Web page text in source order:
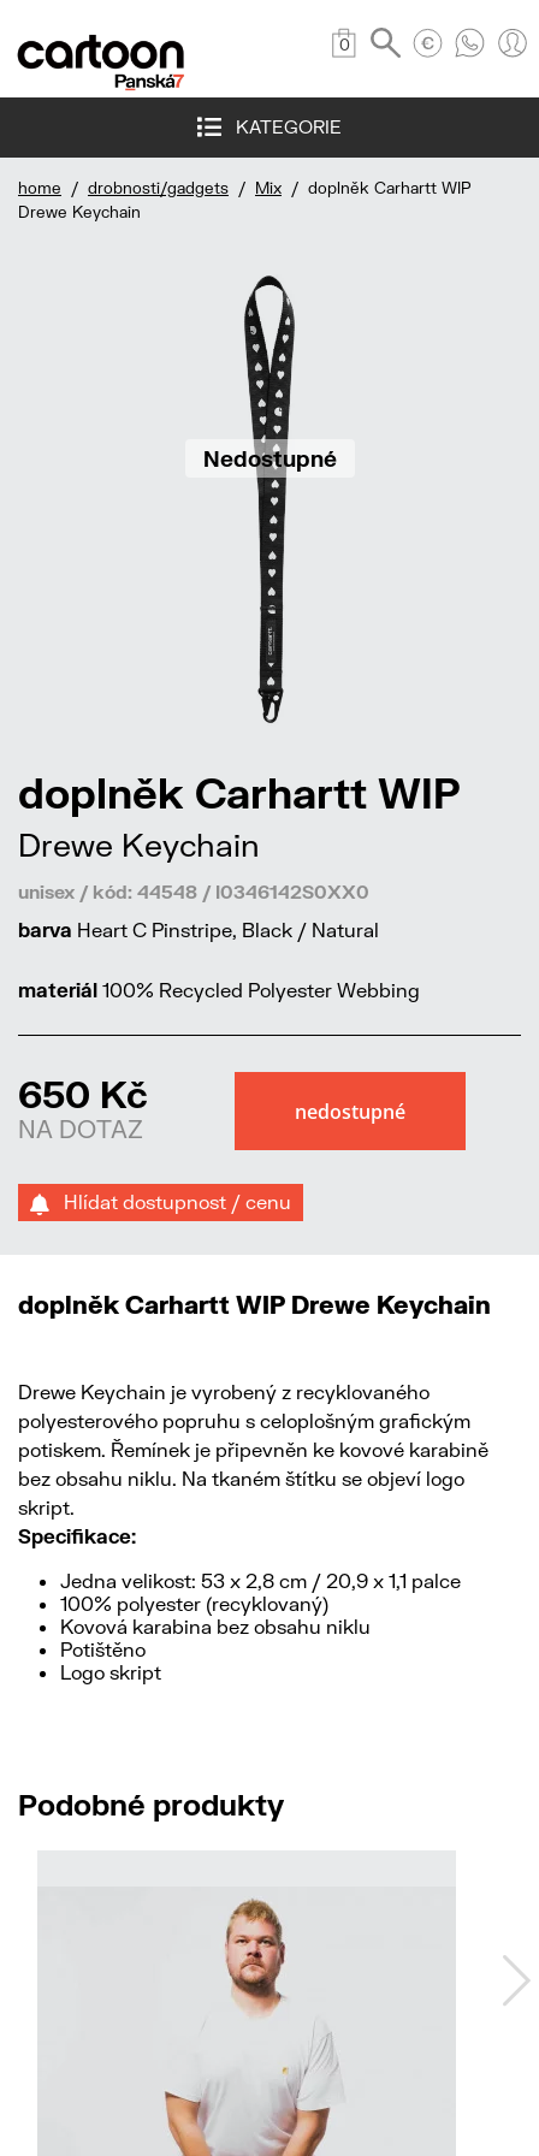
0
KATEGORIE
home / drobnosti/gadgets / Mix / doplněk Carhartt WIP
Drewe Keychain
Nedostupné
doplněk Carhartt WIP
Drewe Keychain
unisex / kód: 44548 / I0346142S0XX0
barva Heart C Pinstripe, Black / Natural
materiál 100% Recycled Polyester Webbing
650 Kč
NA DOTAZ
Hlídat dostupnost / cenu
doplněk Carhartt WIP Drewe Keychain
Drewe Keychain je vyrobený z recyklovaného
polyesterového popruhu s celoplošným grafickým
potiskem. Řemínek je připevněn ke kovové karabině
bez obsahu niklu. Na tkaném štítku se objeví logo
skript.
Specifikace:
Jedna velikost: 53 x 2,8 cm / 20,9 x 1,1 palce
100% polyester (recyklovaný)
Kovová karabina bez obsahu niklu
Potištěno
Logo skript
Podobné produkty